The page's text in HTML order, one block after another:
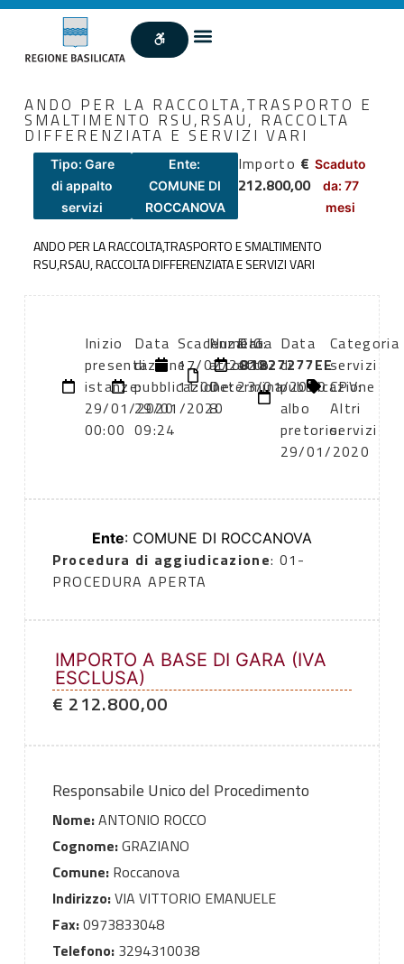
ANDO PER LA RACCOLTA,TRASPORTO E
SMALTIMENTO RSU,RSAU, RACCOLTA
DIFFERENZIATA E SERVIZI VARI
Tipo: Gare
di appalto
servizi
Ente:
COMUNE DI
ROCCANOVA
Importo €
212.800,00
Scaduto
da: 77
mesi
ANDO PER LA RACCOLTA,TRASPORTO E SMALTIMENTO
RSU,RSAU, RACCOLTA DIFFERENZIATA E SERVIZI VARI
Inizio
presentazione
istanze:
29/01/2020
00:00
Data
di
pubblicazione:
29/01/2020
09:24
Scadenza:
17/02/2020
11:00
Numero
atto:
Determina
8
Data
atto:
23/01/2020
CIG:
81827277EE
Data
di
pubblicazione
albo
pretorio:
29/01/2020
Categoria
servizi
CPV:
Altri
servizi
Ente: COMUNE DI ROCCANOVA
Procedura di aggiudicazione: 01-
PROCEDURA APERTA
IMPORTO A BASE DI GARA (IVA
ESCLUSA)
€ 212.800,00
Responsabile Unico del Procedimento
Nome:ANTONIO ROCCO
Cognome:GRAZIANO
Comune:Roccanova
Indirizzo:VIA VITTORIO EMANUELE
Fax:0973833048
Telefono:3294310038